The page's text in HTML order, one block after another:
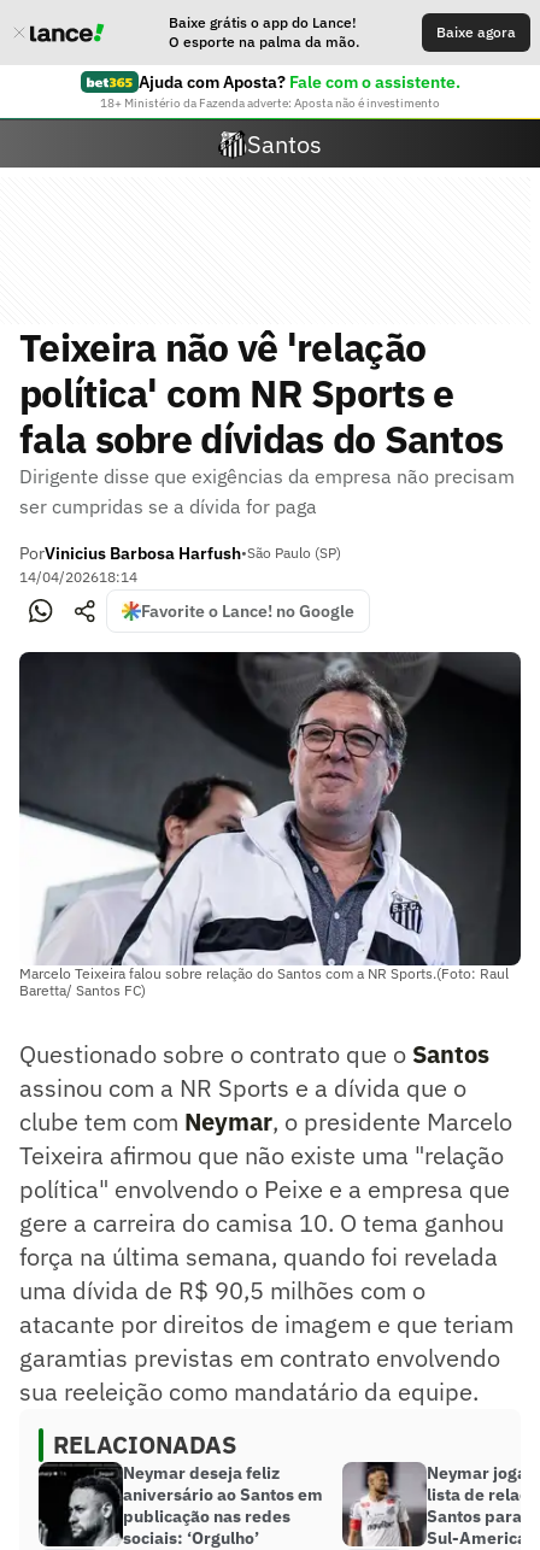
Baixe grátis o app do Lance!
O esporte na palma da mão.
Baixe agora
Ajuda com Aposta? Fale com o assistente.
18+ Ministério da Fazenda adverte: Aposta não é investimento
Santos
Teixeira não vê 'relação
política' com NR Sports e
fala sobre dívidas do Santos
Dirigente disse que exigências da empresa não precisam
ser cumpridas se a dívida for paga
PorVinicius Barbosa Harfush•São Paulo (SP)
14/04/202618:14
Favorite o Lance! no Google
Marcelo Teixeira falou sobre relação do Santos com a NR Sports.(Foto: Raul
Baretta/ Santos FC)
Questionado sobre o contrato que o Santos
assinou com a NR Sports e a dívida que o
clube tem com Neymar, o presidente Marcelo
Teixeira afirmou que não existe uma "relação
política" envolvendo o Peixe e a empresa que
gere a carreira do camisa 10. O tema ganhou
força na última semana, quando foi revelada
uma dívida de R$ 90,5 milhões com o
atacante por direitos de imagem e que teriam
garamtias previstas em contrato envolvendo
sua reeleição como mandatário da equipe.
RELACIONADAS
Neymar deseja feliz
aniversário ao Santos em
publicação nas redes
sociais: ‘Orgulho’
Neymar
lista de
Santos para
Sul-